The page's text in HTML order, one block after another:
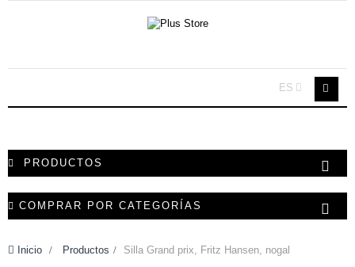
ES
PRODUCTOS
COMPRAR POR CATEGORÍAS
Inicio > Productos > Silla Grand prix, Fritz Hansen, nogal